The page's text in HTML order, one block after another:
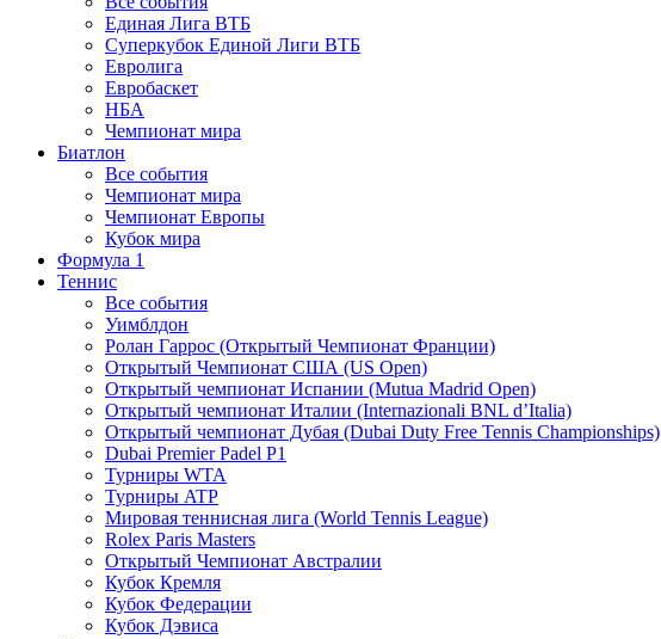
Единая Лига ВТБ
Суперкубок Единой Лиги ВТБ
Евролига
Евробаскет
НБА
Чемпионат мира
Биатлон
Все события
Чемпионат мира
Чемпионат Европы
Кубок мира
Формула 1
Теннис
Все события
Уимблдон
Ролан Гаррос (Открытый Чемпионат Франции)
Открытый Чемпионат США (US Open)
Открытый чемпионат Испании (Mutua Madrid Open)
Открытый чемпионат Италии (Internazionali BNL d’Italia)
Открытый чемпионат Дубая (Dubai Duty Free Tennis Championships)
Dubai Premier Padel P1
Турниры WTA
Турниры ATP
Мировая теннисная лига (World Tennis League)
Rolex Paris Masters
Открытый Чемпионат Австралии
Кубок Кремля
Кубок Федерации
Кубок Дэвиса